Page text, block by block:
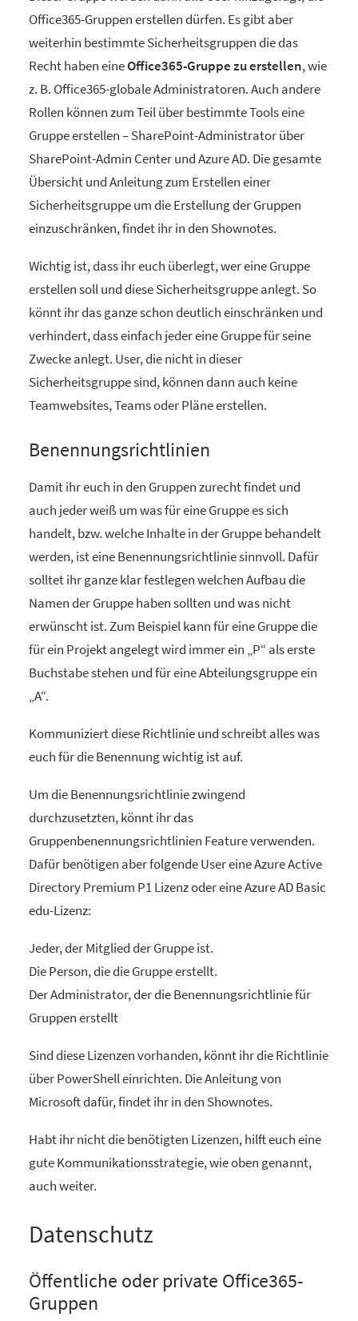
Office365-Gruppen erstellen dürfen. Es gibt aber
weiterhin bestimmte Sicherheitsgruppen die das
Recht haben eineOffice365-Gruppe zu erstellen, wie
z. B. Office365-globale Administratoren. Auch andere
Rollen können zum Teil über bestimmte Tools eine
Gruppe erstellen – SharePoint-Administrator über
SharePoint-Admin Center und Azure AD. Die gesamte
Übersicht und Anleitung zum Erstellen einer
Sicherheitsgruppe um die Erstellung der Gruppen
einzuschränken, findet ihr in den Shownotes.
Wichtig ist, dass ihr euch überlegt, wer eine Gruppe
erstellen soll und diese Sicherheitsgruppe anlegt. So
könnt ihr das ganze schon deutlich einschränken und
verhindert, dass einfach jeder eine Gruppe für seine
Zwecke anlegt. User, die nicht in dieser
Sicherheitsgruppe sind, können dann auch keine
Teamwebsites, Teams oder Pläne erstellen.
Benennungsrichtlinien
Damit ihr euch in den Gruppen zurecht findet und
auch jeder weiß um was für eine Gruppe es sich
handelt, bzw. welche Inhalte in der Gruppe behandelt
werden, ist eine Benennungsrichtlinie sinnvoll. Dafür
solltet ihr ganze klar festlegen welchen Aufbau die
Namen der Gruppe haben sollten und was nicht
erwünscht ist. Zum Beispiel kann für eine Gruppe die
für ein Projekt angelegt wird immer ein „P“ als erste
Buchstabe stehen und für eine Abteilungsgruppe ein
„A“.
Kommuniziert diese Richtlinie und schreibt alles was
euch für die Benennung wichtig ist auf.
Um die Benennungsrichtlinie zwingend
durchzusetzten, könnt ihr das
Gruppenbenennungsrichtlinien Feature verwenden.
Dafür benötigen aber folgende User eine Azure Active
Directory Premium P1 Lizenz oder eine Azure AD Basic
edu-Lizenz:
Jeder, der Mitglied der Gruppe ist.
Die Person, die die Gruppe erstellt.
Der Administrator, der die Benennungsrichtlinie für
Gruppen erstellt
Sind diese Lizenzen vorhanden, könnt ihr die Richtlinie
über PowerShell einrichten. Die Anleitung von
Microsoft dafür, findet ihr in den Shownotes.
Habt ihr nicht die benötigten Lizenzen, hilft euch eine
gute Kommunikationsstrategie, wie oben genannt,
auch weiter.
Datenschutz
Öffentliche oder private Office365-
Gruppen